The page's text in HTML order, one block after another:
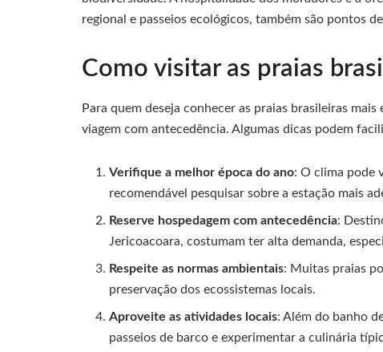
regional e passeios ecológicos, também são pontos
Como visitar as praias
Para quem deseja conhecer as praias brasileiras
viagem com antecedência. Algumas dicas podem
Verifique a melhor época do ano: O clima pode
recomendável pesquisar sobre a estação mais
Reserve hospedagem com antecedência:
Jericoacoara, costumam ter alta demanda,
Respeite as normas ambientais: Muitas praias
preservação dos ecossistemas locais.
Aproveite as atividades locais: Além do banho
passeios de barco e experimentar a culinária